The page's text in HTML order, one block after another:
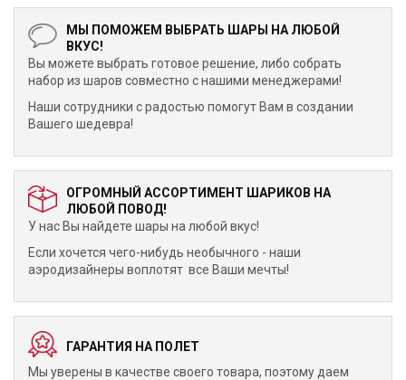
МЫ ПОМОЖЕМ ВЫБРАТЬ ШАРЫ НА ЛЮБОЙ
ВКУС!
Вы можете выбрать готовое решение, либо собрать
набор из шаров совместно с нашими менеджерами!
Наши сотрудники с радостью помогут Вам в создании
Вашего шедевра!
ОГРОМНЫЙ АССОРТИМЕНТ ШАРИКОВ НА
ЛЮБОЙ ПОВОД!
У нас Вы найдете шары на любой вкус!
Если хочется чего-нибудь необычного - наши
аэродизайнеры воплотят все Ваши мечты!
ГАРАНТИЯ НА ПОЛЕТ
Мы уверены в качестве своего товара, поэтому даем